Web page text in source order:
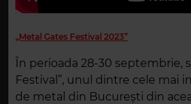
„Metal Gates Festival 2023”
În perioada 28-30 septembrie,
Festival”, unul dintre cele mai
de metal din București din